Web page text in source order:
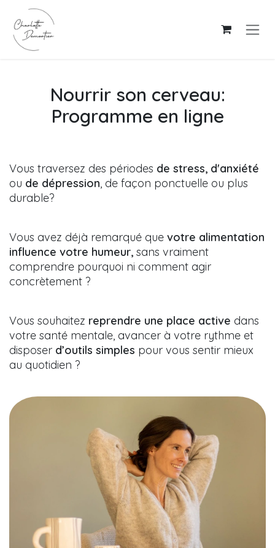
Nourrir son cerveau:
Programme en ligne
Vous traversez des périodes de stress, d'anxiété
ou de dépression, de façon ponctuelle ou plus
durable?
Vous avez déjà remarqué que votre alimentation
influence votre humeur, sans vraiment
comprendre pourquoi ni comment agir
concrètement ?
Vous souhaitez reprendre une place active dans
votre santé mentale, avancer à votre rythme et
disposer d’outils simples pour vous sentir mieux
au quotidien ?